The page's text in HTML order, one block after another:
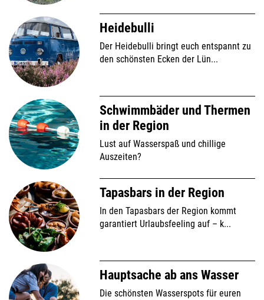
Heidebulli
Der Heidebulli bringt euch entspannt zu
den schönsten Ecken der Lün...
Schwimmbäder und Thermen
in der Region
Lust auf Wasserspaß und chillige
Auszeiten?
Tapasbars in der Region
In den Tapasbars der Region kommt
garantiert Urlaubsfeeling auf – k...
Hauptsache ab ans Wasser
Die schönsten Wasserspots für euren